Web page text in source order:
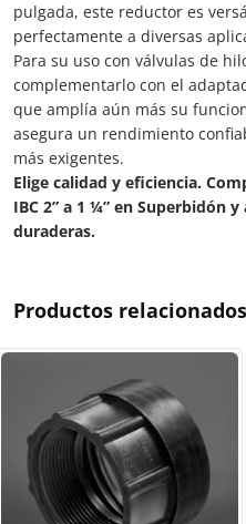
pulgada, este reductor es
perfectamente a diversas
Para su uso con válvulas de
complementarlo con el
que amplía aún más su
asegura un rendimiento
más exigentes.
Elige calidad y eficiencia.
IBC 2” a 1 ¼” en Superbidón
duraderas.
Productos relacionados